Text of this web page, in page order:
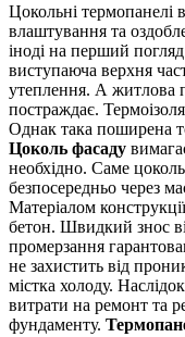
Цокольні
влаштування та
іноді на перший
виступаюча верхня
утеплення. А житлова
постраждає.
Однак така поширена
Цоколь фасаду
необхідно. Саме
безпосередньо через
Матеріалом
бетон. Швидкий знос
промерзання
не захистить від
містка холоду.
витрати на ремонт та
фундаменту.